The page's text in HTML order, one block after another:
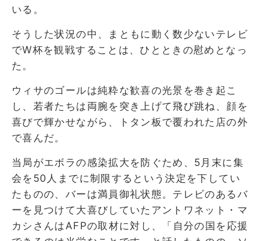
いる。
そうした状況の中、まともに動く数少ないテレビ
でW杯を観戦することは、ひとときの慰めとなっ
た。
ウィサのゴールは純粋な歓喜の光景を巻き起こ
し、若者たちは両腕を突き上げて飛び跳ね、顔を
喜びで輝かせながら、トタン板で覆われた店の外
で喜んだ。
当局がエボラの感染拡大を防ぐため、5月末に集
会を50人までに制限するという決定を下してい
たものの、バーは満員御礼状態。テレビのあるバ
ーを見つけて大喜びしていたアントワネット・マ
カシさんはAFPの取材に対し、「自分の国を応援